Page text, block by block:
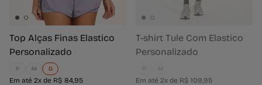
Top Alças Finas Elastico
Personalizado
P M G
Em até 2x de R$ 84,95
T-shirt Tule Com Elastico
Personalizado
Em até 2x de R$ 109,95